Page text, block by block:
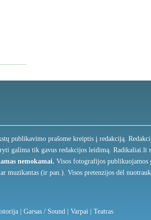
publikavimo prašome kreiptis į redakciją.
galima tik gavus redakcijos leidimą. Radikaliai.lt
nemokamai. Visos fotografijos publikuojamos
muzikantas (ir pan.). Visos pretenzijos dėl
Garsas / Sound Varpai Teatras